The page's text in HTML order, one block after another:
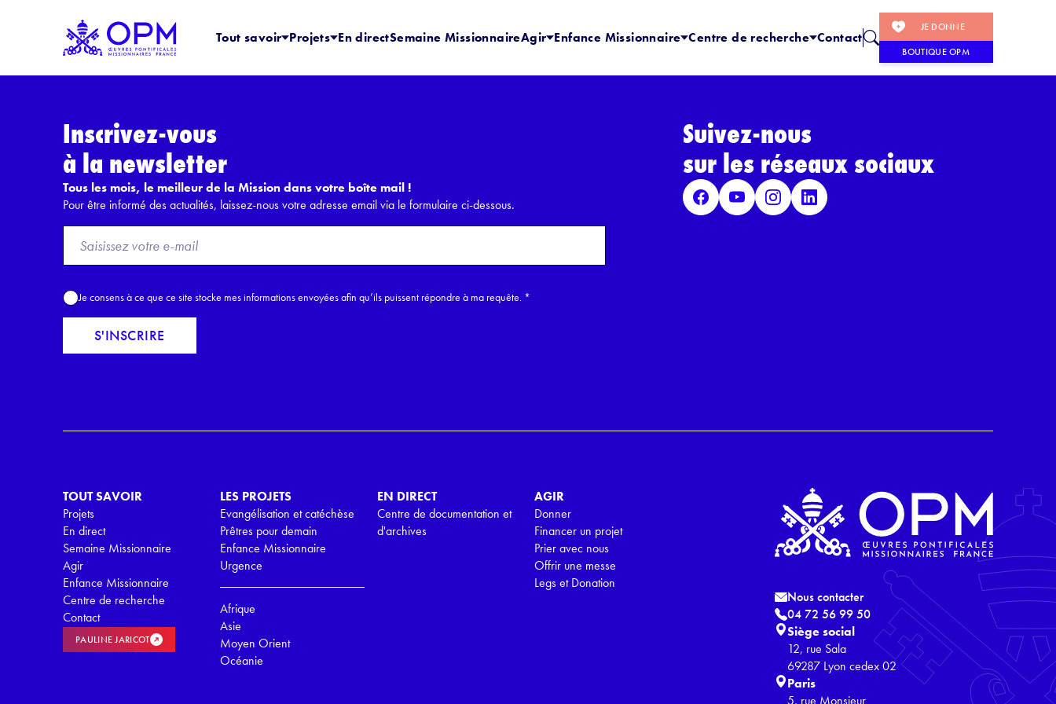
Tout savoir Projets En directSemaine MissionnaireAgir Enfance Missionnaire Centre de recherche Contact
JE DONNE
BOUTIQUE OPM
Inscrivez-vous
à la newsletter
Tous les mois, le meilleur de la Mission dans votre boîte mail !
Pour être informé des actualités, laissez-nous votre adresse email via le formulaire ci-dessous.
o
E
m
i
A
c
P
Je consens à ce que ce site stocke mes informations envoyées afin qu’ils puissent répondre à ma requête. *
S'INSCRIRE
Suivez-nous
sur les réseaux sociaux
TOUT SAVOIR
Projets
En direct
Semaine Missionnaire
Agir
Enfance Missionnaire
Centre de recherche
Contact
PAULINE JARICOT
LES PROJETS
Evangélisation et catéchèse
Prêtres pour demain
Enfance Missionnaire
Urgence
Afrique
Asie
Moyen Orient
Océanie
EN DIRECT
Centre de documentation et
d'archives
AGIR
Donner
Financer un projet
Prier avec nous
Offrir une messe
Legs et Donation
Nous contacter
04 72 56 99 50
Siège social
12, rue Sala
69287 Lyon cedex 02
Paris
5, rue Monsieur